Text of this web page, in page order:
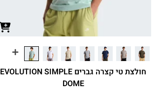
חולצת טי קצרה גברים EVOLUTION SIMPLE
DOME